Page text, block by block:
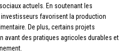
actuels. En soutenant les
favorisent la production
De plus, certains projets
avant des pratiques agricoles durables et